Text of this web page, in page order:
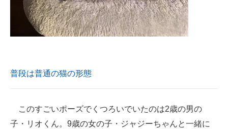
普段は普通の猫の形態
このすごいポーズでくつろいでいたのは2歳の男の
子・リオくん。9歳の女の子・ジャジーちゃんと一緒に